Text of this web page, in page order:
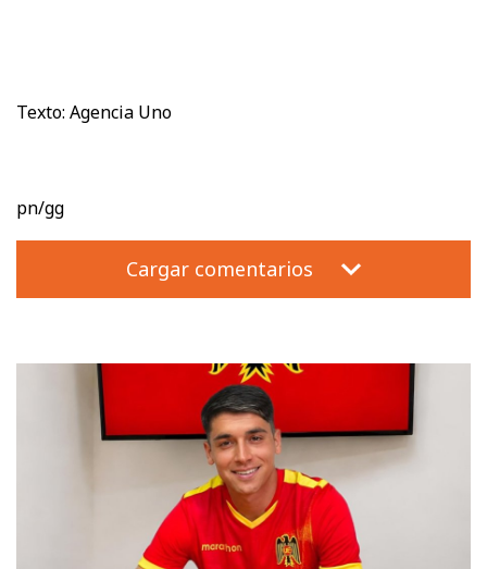
Texto: Agencia Uno
pn/gg
Cargar comentarios